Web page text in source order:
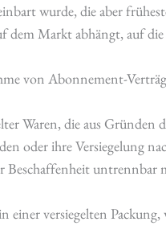
wurde, die aber
dem Markt abhängt, auf
von Abonnement-
Waren, die aus Gründen
oder ihre Versiegelung
untrennbar
versiegelten Packung,